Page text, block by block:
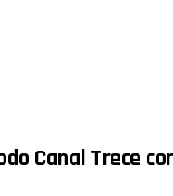
Canal Trece